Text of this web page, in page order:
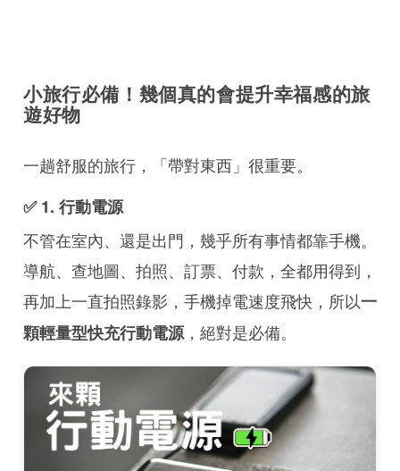
小旅行必備！幾個真的會提升幸福感的旅
遊好物
一趟舒服的旅行，「帶對東西」很重要。
✅ 1. 行動電源
不管在室內、還是出門，幾乎所有事情都靠手機。
導航、查地圖、拍照、訂票、付款，全都用得到，
再加上一直拍照錄影，手機掉電速度飛快，所以一
顆輕量型快充行動電源 ，絕對是必備。